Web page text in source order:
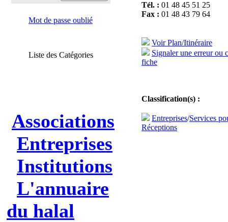
Mot de passe oublié
Liste des Catégories
Associations
Entreprises
Institutions
L'annuaire
du halal
Tél. : 01 48 45 51 25
Fax : 01 48 43 79 64
Voir Plan/Itinéraire
Signaler une erreur ou
fiche
Classification(s) :
Entreprises/Services
Réceptions